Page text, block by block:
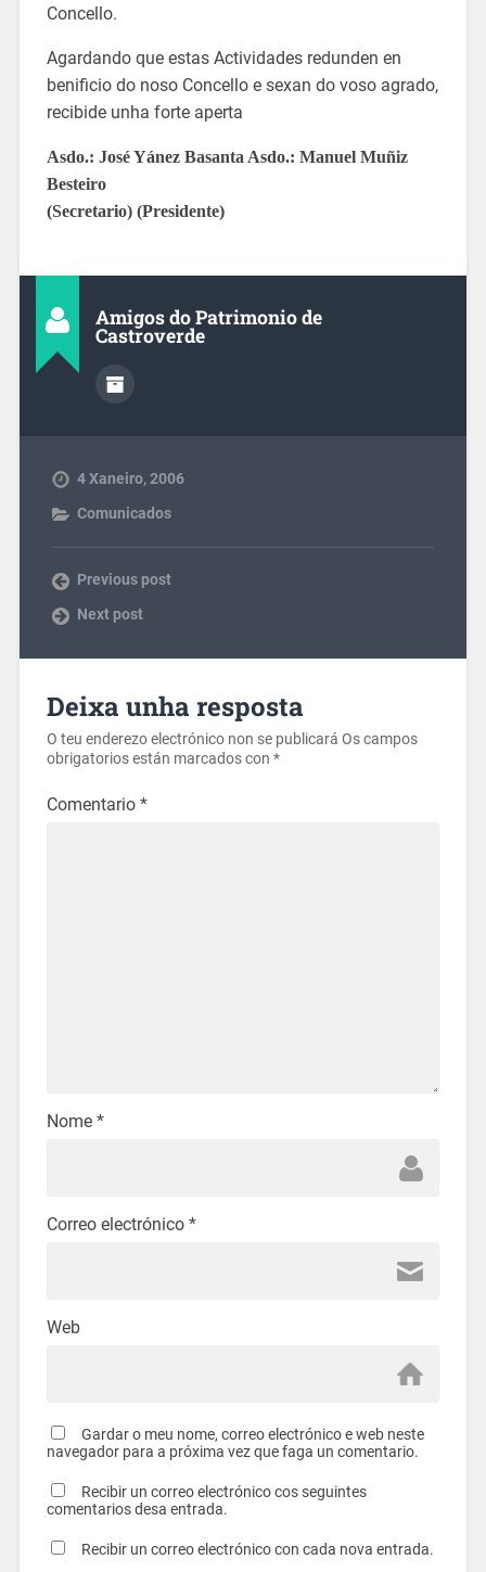
Concello.
Agardando que estas Actividades redunden en
benificio do noso Concello e sexan do voso agrado,
recibide unha forte aperta
Asdo.: José Yánez Basanta Asdo.: Manuel Muñiz
Besteiro
(Secretario) (Presidente)
Amigos do Patrimonio de
Castroverde
4 Xaneiro, 2006
Comunicados
Previous post
Next post
Deixa unha resposta
O teu enderezo electrónico non se publicará Os campos
obrigatorios están marcados con *
Comentario *
Nome *
Correo electrónico *
Web
Gardar o meu nome, correo electrónico e web neste
navegador para a próxima vez que faga un comentario.
Recibir un correo electrónico cos seguintes
comentarios desa entrada.
Recibir un correo electrónico con cada nova entrada.